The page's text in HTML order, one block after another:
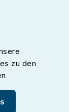
zu den